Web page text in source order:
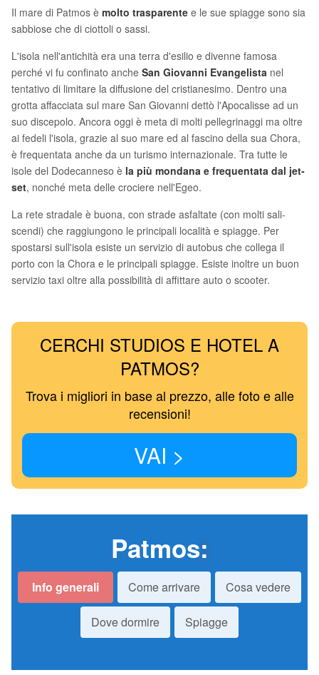
Il mare di Patmos è molto trasparente e le sue spiagge sono sia
sabbiose che di ciottoli o sassi.
L'isola nell'antichità era una terra d'esilio e divenne famosa
perché vi fu confinato anche San Giovanni Evangelista nel
tentativo di limitare la diffusione del cristianesimo. Dentro una
grotta affacciata sul mare San Giovanni dettò l'Apocalisse ad un
suo discepolo. Ancora oggi è meta di molti pellegrinaggi ma oltre
ai fedeli l'isola, grazie al suo mare ed al fascino della sua Chora,
è frequentata anche da un turismo internazionale. Tra tutte le
isole del Dodecanneso è la più mondana e frequentata dal jet-
set, nonché meta delle crociere nell'Egeo.
La rete stradale è buona, con strade asfaltate (con molti sali-
scendi) che raggiungono le principali località e spiagge. Per
spostarsi sull'isola esiste un servizio di autobus che collega il
porto con la Chora e le principali spiagge. Esiste inoltre un buon
servizio taxi oltre alla possibilità di affittare auto o scooter.
CERCHI STUDIOS E HOTEL A
PATMOS?
Trova i migliori in base al prezzo, alle foto e alle
recensioni!
VAI >
Patmos:
Info generali Come arrivare Cosa vedere
Dove dormire Spiagge